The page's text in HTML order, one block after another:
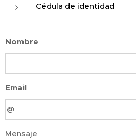
Cédula de identidad
Nombre
Email
Mensaje